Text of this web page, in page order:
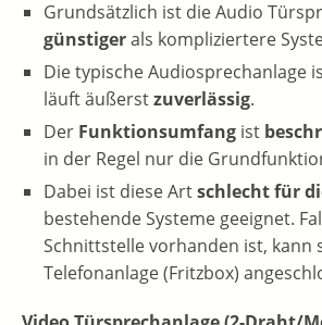
Grundsätzlich ist die Audio
günstigerals kompliziertere
Die typische Audiosprechanlage
läuft äußerstzuverlässig.
Der Funktionsumfang ist
in der Regel nur die
Dabei ist diese Artschlecht für
bestehende Systeme geeignet.
Schnittstelle vorhanden ist, kann
Telefonanlage (Fritzbox)